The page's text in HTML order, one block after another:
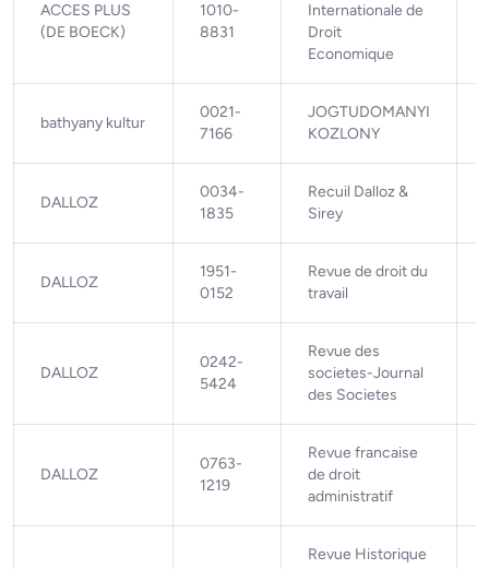
ACCES PLUS
(DE BOECK)
1010-
8831
Internationale de
Droit
Economique
bathyany kultur
0021-
7166
JOGTUDOMANYI
KOZLONY
DALLOZ
0034-
1835
Recuil Dalloz &
Sirey
DALLOZ
1951-
0152
Revue de droit du
travail
DALLOZ
0242-
5424
Revue des
societes-Journal
des Societes
DALLOZ
0763-
1219
Revue francaise
de droit
administratif
Revue Historique